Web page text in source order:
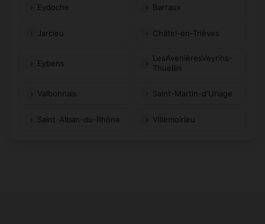
Eydoche Barraux
Jarcieu Châtel-en-Trièves
Eybens
LesAvenièresVeyrins-
Thuellin
Valbonnais Saint-Martin-d'Uriage
Saint-Alban-du-Rhône Villemoirieu